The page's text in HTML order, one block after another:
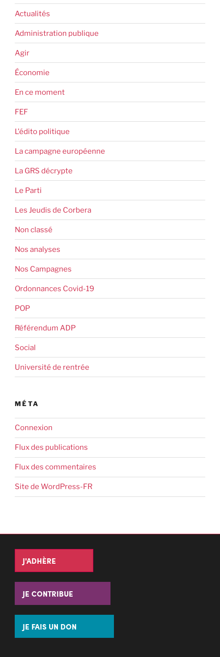
Actualités
Administration publique
Agir
Économie
En ce moment
FEF
L'édito politique
La campagne européenne
La GRS décrypte
Le Parti
Les Jeudis de Corbera
Non classé
Nos analyses
Nos Campagnes
Ordonnances Covid-19
POP
Référendum ADP
Social
Université de rentrée
MÉTA
Connexion
Flux des publications
Flux des commentaires
Site de WordPress-FR
J'ADHÈRE
JE CONTRIBUE
JE FAIS UN DON